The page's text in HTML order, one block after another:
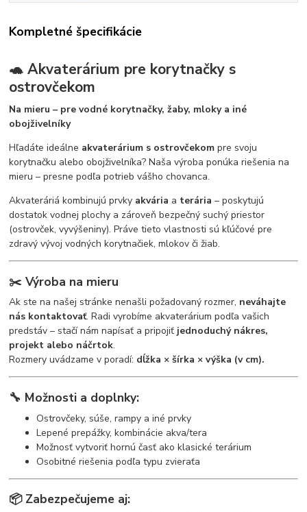
Kompletné špecifikácie
🐢 Akvaterárium pre korytnačky s
ostrovčekom
Na mieru – pre vodné korytnačky, žaby, mloky a iné
obojživelníky
Hľadáte ideálne akvaterárium s ostrovčekom pre svoju
korytnačku alebo obojživelníka? Naša výroba ponúka riešenia na
mieru – presne podľa potrieb vášho chovanca.
Akvateráriá kombinujú prvky akvária a terária – poskytujú
dostatok vodnej plochy a zároveň bezpečný suchý priestor
(ostrovček, vyvýšeniny). Práve tieto vlastnosti sú kľúčové pre
zdravý vývoj vodných korytnačiek, mlokov či žiab.
✂️Výroba na mieru
Ak ste na našej stránke nenašli požadovaný rozmer, neváhajte
nás kontaktovať. Radi vyrobíme akvaterárium podľa vašich
predstáv – stačí nám napísať a pripojiť jednoduchý nákres,
projekt alebo náčrtok.
Rozmery uvádzame v poradí: dĺžka × šírka × výška (v cm).
🔧 Možnosti a doplnky:
Ostrovčeky, súše, rampy a iné prvky
Lepené prepážky, kombinácie akva/tera
Možnosť vytvoriť hornú časť ako klasické terárium
Osobitné riešenia podľa typu zvieraťa
📦 Zabezpečujeme aj: